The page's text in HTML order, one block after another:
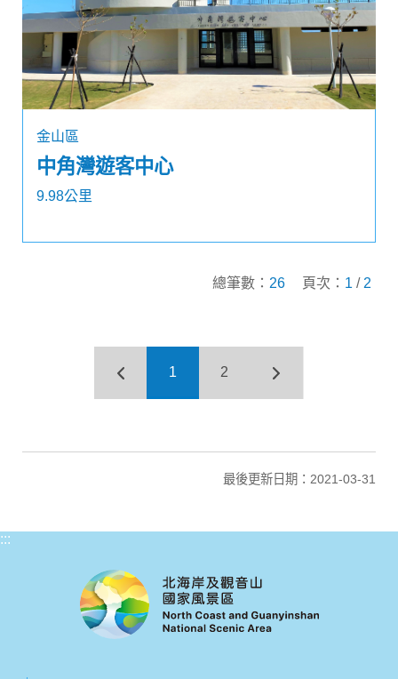
金山區
中角灣遊客中心
9.98公里
總筆數： 26 頁次： 1 / 2
1 2
最後更新日期：2021-03-31
:::